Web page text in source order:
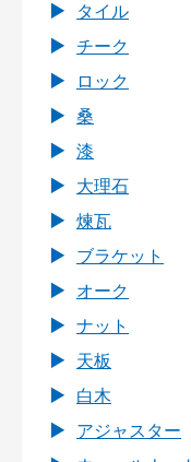
タイル
チーク
ロック
桑
漆
大理石
煉瓦
ブラケット
オーク
ナット
天板
白木
アジャスター